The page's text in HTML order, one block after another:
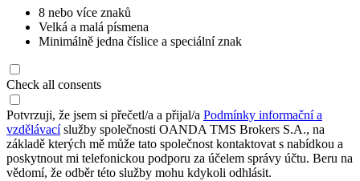
8 nebo více znaků
Velká a malá písmena
Minimálně jedna číslice a speciální znak
Check all consents
Potvrzuji, že jsem si přečetl/a a přijal/a Podmínky informační a
vzdělávacíslužby společnosti OANDA TMS Brokers S.A., na
základě kterých mě může tato společnost kontaktovat s nabídkou a
poskytnout mi telefonickou podporu za účelem správy účtu. Beru na
vědomí, že odběr této služby mohu kdykoli odhlásit.